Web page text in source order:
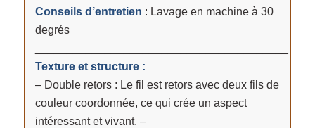
Conseils d’entretien : Lavage en machine à 30
degrés
Texture et structure :
– Double retors : Le fil est retors avec deux fils de
couleur coordonnée, ce qui crée un aspect
intéressant et vivant. –